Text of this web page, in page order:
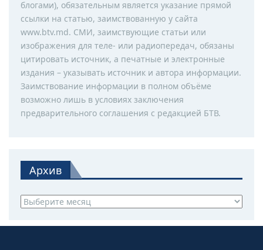
блогами), обязательным является указание прямой
ссылки на статью, заимствованную у сайта
www.btv.md. СМИ, заимствующие статьи или
изображения для теле- или радиопередач, обязаны
цитировать источник, а печатные и электронные
издания – указывать источник и автора информации.
Заимствование информации в полном объёме
возможно лишь в условиях заключения
предварительного соглашения с редакцией БТВ.
Архив
Архив